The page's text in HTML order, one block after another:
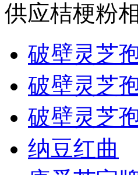
供应桔梗粉
破壁灵芝
破壁灵芝
破壁灵芝
纳豆红曲